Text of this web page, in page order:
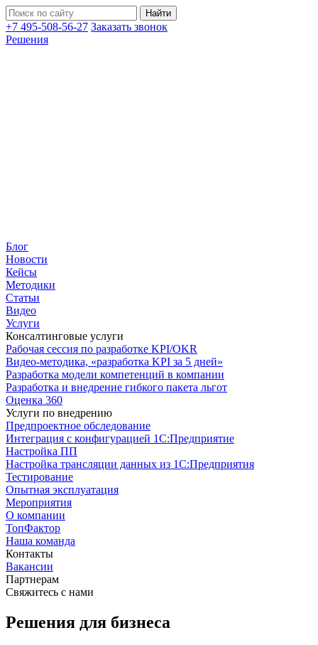
+7 495-508-56-27 Заказать звонок
Решения
Блог
Новости
Кейсы
Методики
Статьи
Видео
Услуги
Консалтинговые услуги
Рабочая сессия по разработке KPI/OKR
Видео-методика, «разработка KPI за 5 дней»
Разработка модели компетенций в компании
Разработка и внедрение гибкого пакета льгот
Оценка 360
Услуги по внедрению
Предпроектное обследование
Интеграция с конфигурацией 1С:Предприятие
Настройка ПП
Настройка трансляции данных из 1С:Предприятия
Тестирование
Опытная эксплуатация
Мероприятия
О компании
ТопФактор
Наша команда
Контакты
Вакансии
Партнерам
Свяжитесь с нами
Решения для бизнеса